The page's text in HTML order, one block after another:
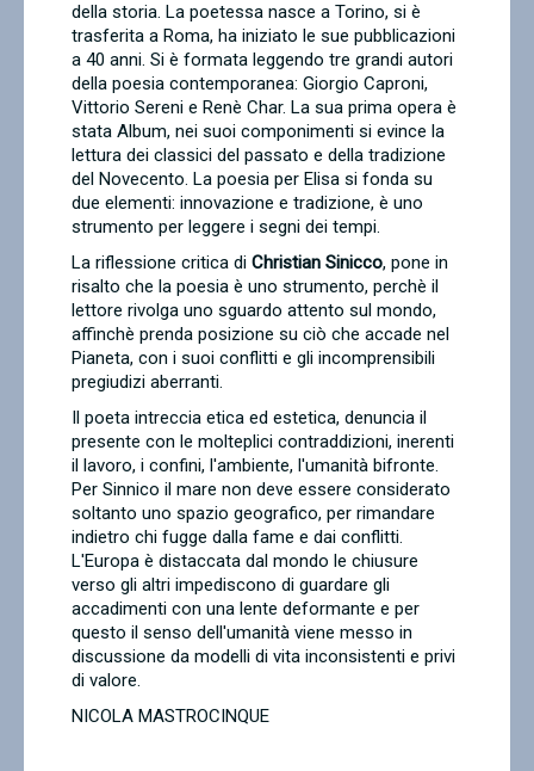
della storia. La poetessa nasce a Torino, si è
trasferita a Roma, ha iniziato le sue pubblicazioni
a 40 anni. Si è formata leggendo tre grandi autori
della poesia contemporanea: Giorgio Caproni,
Vittorio Sereni e Renè Char. La sua prima opera è
stata Album, nei suoi componimenti si evince la
lettura dei classici del passato e della tradizione
del Novecento. La poesia per Elisa si fonda su
due elementi: innovazione e tradizione, è uno
strumento per leggere i segni dei tempi.
La riflessione critica di Christian Sinicco, pone in
risalto che la poesia è uno strumento, perchè il
lettore rivolga uno sguardo attento sul mondo,
affinchè prenda posizione su ciò che accade nel
Pianeta, con i suoi conflitti e gli incomprensibili
pregiudizi aberranti.
Il poeta intreccia etica ed estetica, denuncia il
presente con le molteplici contraddizioni, inerenti
il lavoro, i confini, l'ambiente, l'umanità bifronte.
Per Sinnico il mare non deve essere considerato
soltanto uno spazio geografico, per rimandare
indietro chi fugge dalla fame e dai conflitti.
L'Europa è distaccata dal mondo le chiusure
verso gli altri impediscono di guardare gli
accadimenti con una lente deformante e per
questo il senso dell'umanità viene messo in
discussione da modelli di vita inconsistenti e privi
di valore.
NICOLA MASTROCINQUE